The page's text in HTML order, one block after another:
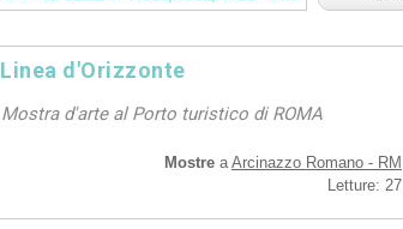
Linea d'Orizzonte
Mostra d'arte al Porto turistico di ROMA
Mostre aArcinazzo Romano - RM
Letture: 27